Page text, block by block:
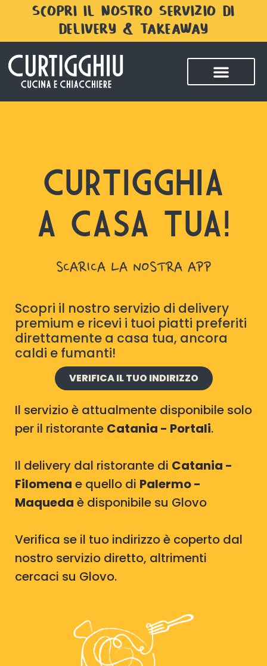
SCOPRI IL NOSTRO SERVIZIO DI
DELIVERY & TAKEAWAY
CURTIGGHIA
A CASA TUA!
SCARICA LA NOSTRA APP
Scopri il nostro servizio di delivery
premium e ricevi i tuoi piatti preferiti
direttamente a casa tua, ancora
caldi e fumanti!
VERIFICA IL TUO INDIRIZZO
Il servizio è attualmente disponibile solo
per il ristorante Catania - Portali.
Il delivery dal ristorante di Catania -
Filomena e quello di Palermo -
Maqueda è disponibile su Glovo
Verifica se il tuo indirizzo è coperto dal
nostro servizio diretto, altrimenti
cercaci su Glovo.